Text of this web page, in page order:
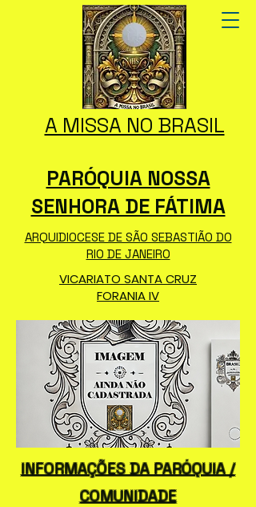
A MISSA NO BRASIL
PARÓQUIA NOSSA
SENHORA DE FÁTIMA
ARQUIDIOCESE DE SÃO SEBASTIÃO DO
RIO DE JANEIRO
VICARIATO SANTA CRUZ
FORANIA IV
INFORMAÇÕES DA PARÓQUIA /
COMUNIDADE